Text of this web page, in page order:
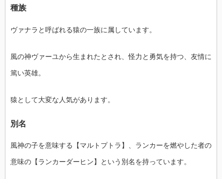
種族
ヴァナラと呼ばれる猿の一族に属しています。
風の神ヴァーユから生まれたとされ、怪力と勇気を持つ、友情に
篤い英雄。
猿として大変な人気があります。
別名
風神の子を意味する【マルトプトラ】、ランカーを燃やした者の
意味の【ランカーダーヒン】という別名を持っています。